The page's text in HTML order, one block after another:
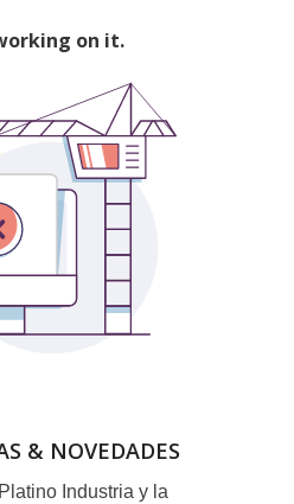
& NOVEDADES
Industria y la